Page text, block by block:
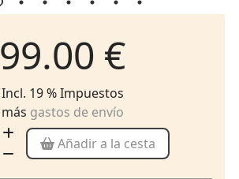
99.00 €
Incl. 19 % Impuestos
más gastos de envío
Añadir a la cesta